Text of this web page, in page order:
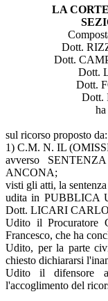
LA
Dott.
Dott.
Dott.
Dott.
Dott.
sul ricorso proposto da:
1) C.M. N. IL
avverso
ANCONA;
visti gli atti, la
udita in PUBBLICA
Dott. LICARI
Udito il Procuratore
Francesco, che ha
Udito, per la parte
chiesto dichiararsi
Udito il difensore
l'accoglimento del